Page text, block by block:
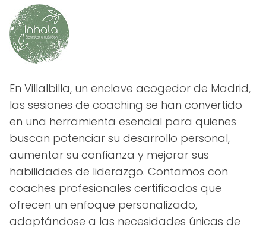
En Villalbilla, un enclave acogedor de Madrid,
las sesiones de coaching se han convertido
en una herramienta esencial para quienes
buscan potenciar su desarrollo personal,
aumentar su confianza y mejorar sus
habilidades de liderazgo. Contamos con
coaches profesionales certificados que
ofrecen un enfoque personalizado,
adaptándose a las necesidades únicas de